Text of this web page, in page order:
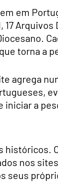
em
torna a
agrega
a
nos
seus